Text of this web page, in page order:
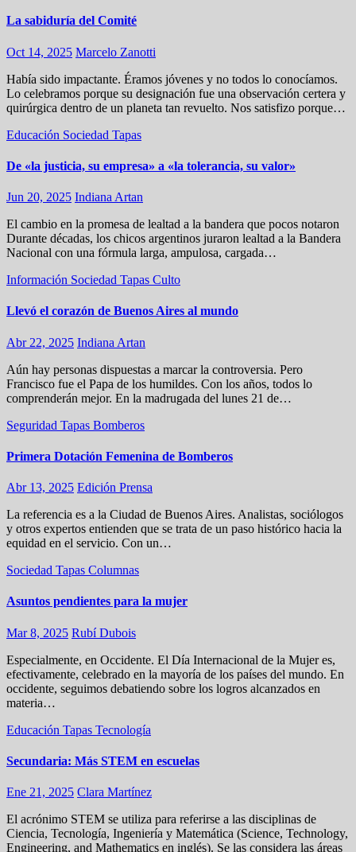
La sabiduría del Comité
Oct 14, 2025 Marcelo Zanotti
Había sido impactante. Éramos jóvenes y no todos lo conocíamos.
Lo celebramos porque su designación fue una observación certera y
quirúrgica dentro de un planeta tan revuelto. Nos satisfizo porque…
Educación Sociedad Tapas
De «la justicia, su empresa» a «la tolerancia, su valor»
Jun 20, 2025 Indiana Artan
El cambio en la promesa de lealtad a la bandera que pocos notaron
Durante décadas, los chicos argentinos juraron lealtad a la Bandera
Nacional con una fórmula larga, ampulosa, cargada…
Información Sociedad Tapas Culto
Llevó el corazón de Buenos Aires al mundo
Abr 22, 2025 Indiana Artan
Aún hay personas dispuestas a marcar la controversia. Pero
Francisco fue el Papa de los humildes. Con los años, todos lo
comprenderán mejor. En la madrugada del lunes 21 de…
Seguridad Tapas Bomberos
Primera Dotación Femenina de Bomberos
Abr 13, 2025 Edición Prensa
La referencia es a la Ciudad de Buenos Aires. Analistas, sociólogos
y otros expertos entienden que se trata de un paso histórico hacia la
equidad en el servicio. Con un…
Sociedad Tapas Columnas
Asuntos pendientes para la mujer
Mar 8, 2025 Rubí Dubois
Especialmente, en Occidente. El Día Internacional de la Mujer es,
efectivamente, celebrado en la mayoría de los países del mundo. En
occidente, seguimos debatiendo sobre los logros alcanzados en
materia…
Educación Tapas Tecnología
Secundaria: Más STEM en escuelas
Ene 21, 2025 Clara Martínez
El acrónimo STEM se utiliza para referirse a las disciplinas de
Ciencia, Tecnología, Ingeniería y Matemática (Science, Technology,
Engineering, and Mathematics en inglés). Se las considera las áreas